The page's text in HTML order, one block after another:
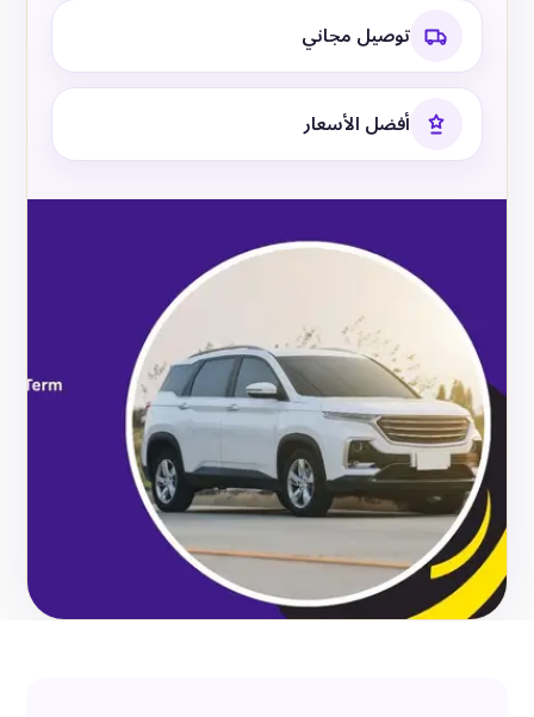
توصيل مجاني
أفضل الأسعار